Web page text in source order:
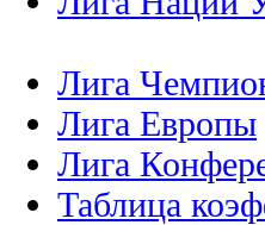
Лига
Лига Европы
Лига
Таблица